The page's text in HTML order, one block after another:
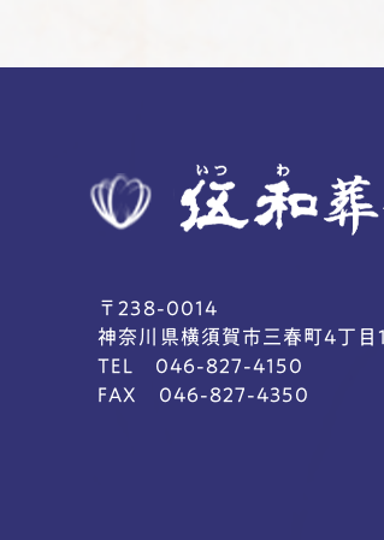
〒238-0014
神奈川県横須賀市三春町4丁目
TEL 046-827-4150
FAX 046-827-4350